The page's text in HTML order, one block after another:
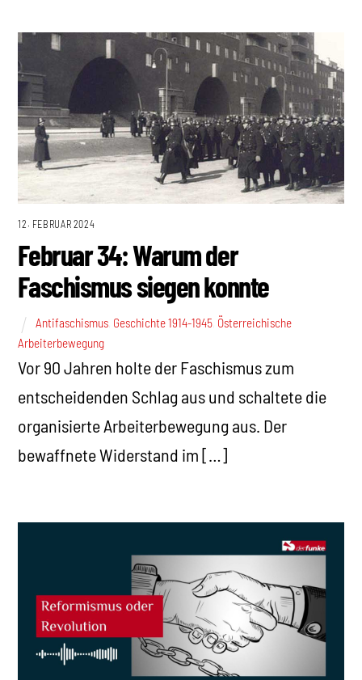
12. FEBRUAR 2024
Februar 34: Warum der
Faschismus siegen konnte
Antifaschismus Geschichte 1914-1945 Österreichische
Arbeiterbewegung
Vor 90 Jahren holte der Faschismus zum
entscheidenden Schlag aus und schaltete die
organisierte Arbeiterbewegung aus. Der
bewaffnete Widerstand im […]